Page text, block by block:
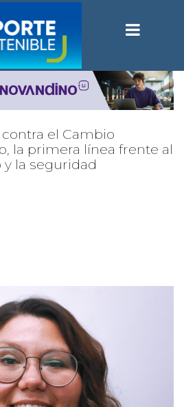
el Cambio
la primera línea frente al
la seguridad